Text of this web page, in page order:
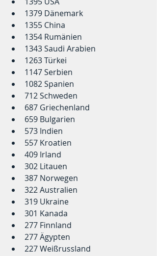
1379 Dänemark
1355 China
1354 Rumänien
1343 Saudi Arabien
1263 Türkei
1147 Serbien
1082 Spanien
712 Schweden
687 Griechenland
659 Bulgarien
573 Indien
557 Kroatien
409 Irland
302 Litauen
387 Norwegen
322 Australien
319 Ukraine
301 Kanada
277 Finnland
277 Ägypten
227 Weißrussland